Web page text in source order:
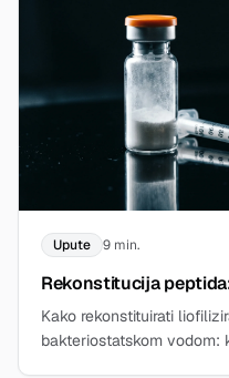
Upute 9 min.
Rekonstitucija
Kako rekonstituirati
bakteriostatskom vodom: